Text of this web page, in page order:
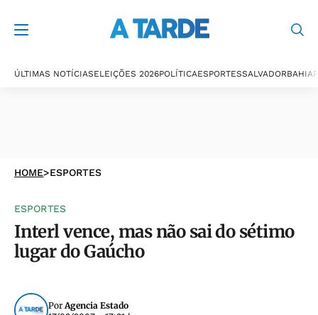
ÚLTIMAS NOTÍCIASELEIÇÕES 2026POLÍTICAESPORTESSALVADORBAHIA
HOME>ESPORTES
ESPORTES
Interl vence, mas não sai do sétimo
lugar do Gaúcho
PorAgencia Estado